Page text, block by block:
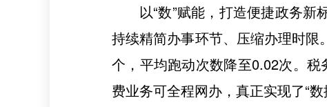
以“数”赋能，打造便捷政务新
持续精简办事环节、压缩办理时
个，平均跑动次数降至0.02次。
费业务可全程网办，真正实现了“